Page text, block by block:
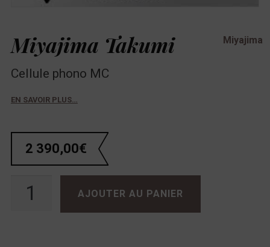
Miyajima Takumi
Cellule phono MC
Miyajima
EN SAVOIR PLUS…
2 390,00€
AJOUTER AU PANIER